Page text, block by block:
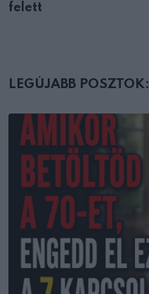
felett
LEGÚJABB POSZTOK: